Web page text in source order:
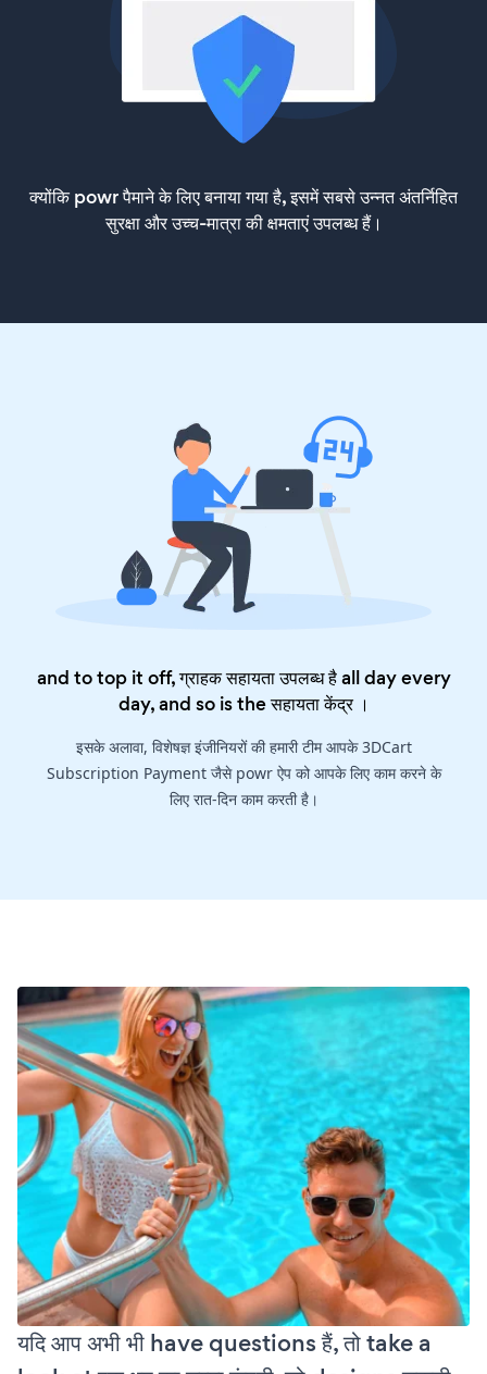
क्योंकि powr पैमाने के लिए बनाया गया है, इसमें सबसे उन्नत अंतर्निहित
सुरक्षा और उच्च-मात्रा की क्षमताएं उपलब्ध हैं।
and to top it off, ग्राहक सहायता उपलब्ध है all day every
day, and so is theसहायता केंद्र।
इसके अलावा, विशेषज्ञ इंजीनियरों की हमारी टीम आपके 3DCart
Subscription Payment जैसे powr ऐप को आपके लिए काम करने के
लिए रात-दिन काम करती है।
यदि आप अभी भी have questions हैं, तो take a